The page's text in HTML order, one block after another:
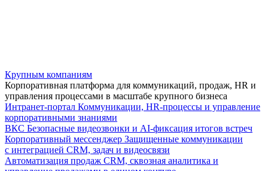
Крупным компаниям
Корпоративная платформа для коммуникаций, продаж, HR и
управления процессами в масштабе крупного бизнеса
Интранет-портал Коммуникации, HR-процессы и управление
корпоративными знаниями
ВКС Безопасные видеозвонки и AI-фиксация итогов встреч
Корпоративный мессенджер Защищенные коммуникации
с интеграцией CRM, задач и видеосвязи
Автоматизация продаж CRM, сквозная аналитика и